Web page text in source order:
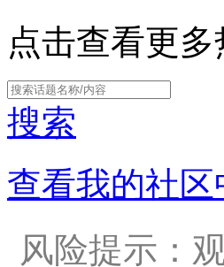
点击查看更多
搜索
查看我的社区
风险提示：